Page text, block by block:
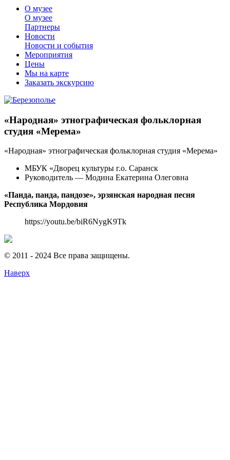
О музее
О музее
Партнеры
Новости
Новости и события
Мероприятия
Цены
Мы на карте
Заказать экскурсию
«Народная» этнографическая фольклорная
студия «Мерема»
«Народная» этнографическая фольклорная студия «Мерема»
МБУК «Дворец культуры г.о. Саранск
Руководитель — Модина Екатерина Олеговна
«Панда, панда, пандозе», эрзянская народная песня
Республика Мордовия
https://youtu.be/biR6NygK9Tk
© 2011 - 2024 Все права защищены.
Наверх